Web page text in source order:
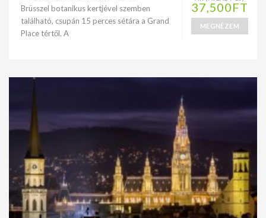
Brüsszel botanikus kertjével szemben
található, csupán 15 perces sétára a Grand
Place tértől. A
37,500FT
MEGNÉZEM